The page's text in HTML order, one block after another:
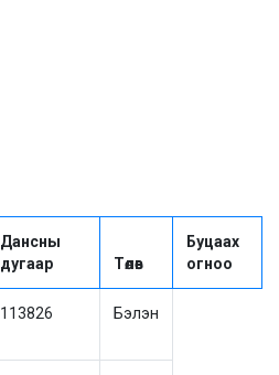
Дансны
дугаар
Төлөв
Буцаах
огноо
113826 Бэлэн